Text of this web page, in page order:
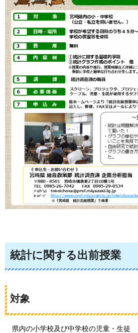
統計に関する出前授業
対象
県内の小学校及び中学校の児童・生徒